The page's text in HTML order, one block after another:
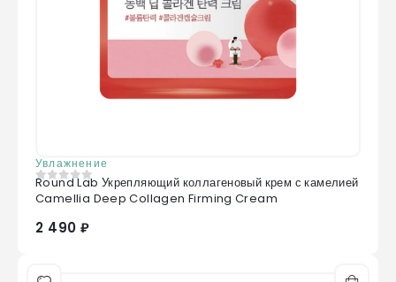
Увлажнение
0 из 5
Round Lab Укрепляющий коллагеновый крем с камелией
Camellia Deep Collagen Firming Cream
2 490 ₽